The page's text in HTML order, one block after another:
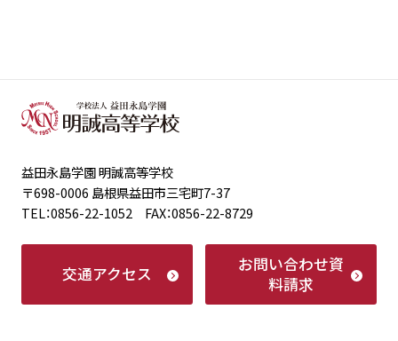
益田永島学園 明誠高等学校
〒698-0006 島根県益田市三宅町7-37
TEL：0856-22-1052 FAX：0856-22-8729
交通アクセス お問い合わせ資
料請求